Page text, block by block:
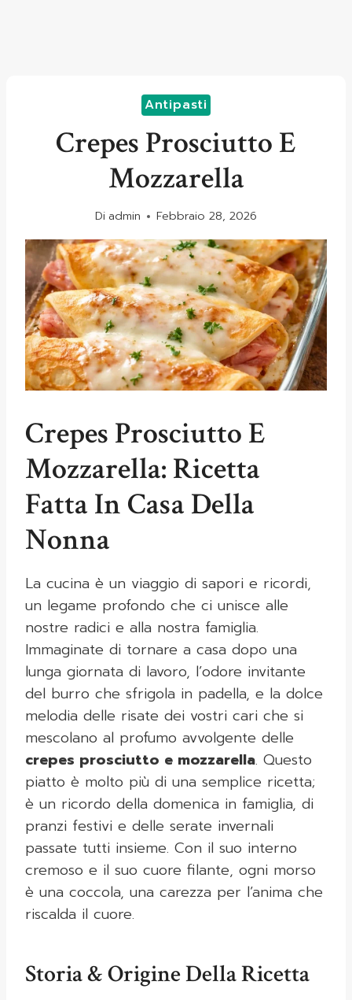
Antipasti
Crepes Prosciutto E
Mozzarella
Di admin Febbraio 28, 2026
Crepes Prosciutto E
Mozzarella: Ricetta
Fatta In Casa Della
Nonna
La cucina è un viaggio di sapori e ricordi,
un legame profondo che ci unisce alle
nostre radici e alla nostra famiglia.
Immaginate di tornare a casa dopo una
lunga giornata di lavoro, l’odore invitante
del burro che sfrigola in padella, e la dolce
melodia delle risate dei vostri cari che si
mescolano al profumo avvolgente delle
crepes prosciutto e mozzarella. Questo
piatto è molto più di una semplice ricetta;
è un ricordo della domenica in famiglia, di
pranzi festivi e delle serate invernali
passate tutti insieme. Con il suo interno
cremoso e il suo cuore filante, ogni morso
è una coccola, una carezza per l’anima che
riscalda il cuore.
Storia & Origine Della Ricetta